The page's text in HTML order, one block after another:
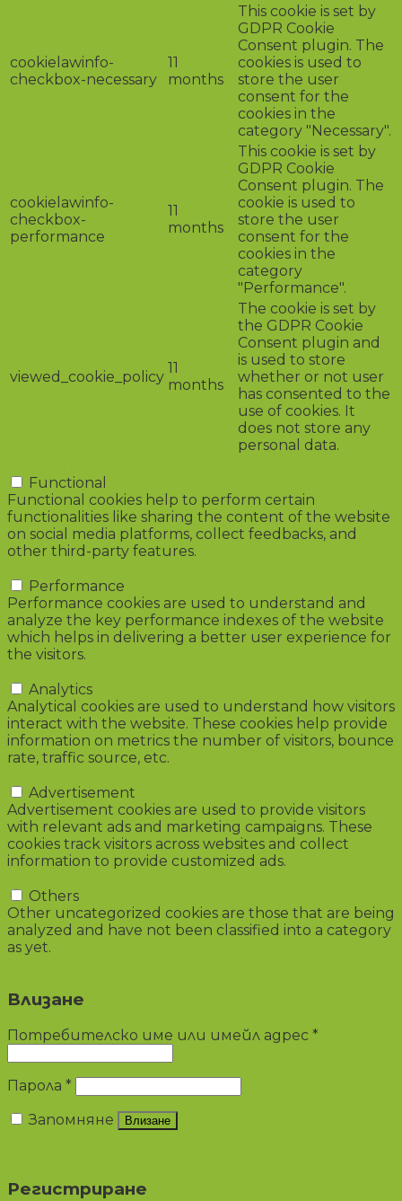
cookielawinfo-
checkbox-necessary
11
months
This cookie is set by
GDPR Cookie
Consent plugin. The
cookies is used to
store the user
consent for the
cookies in the
category "Necessary".
cookielawinfo-
checkbox-
performance
11
months
This cookie is set by
GDPR Cookie
Consent plugin. The
cookie is used to
store the user
consent for the
cookies in the
category
"Performance".
viewed_cookie_policy
11
months
The cookie is set by
the GDPR Cookie
Consent plugin and
is used to store
whether or not user
has consented to the
use of cookies. It
does not store any
personal data.
Functional
Functional cookies help to perform certain
functionalities like sharing the content of the website
on social media platforms, collect feedbacks, and
other third-party features.
Performance
Performance cookies are used to understand and
analyze the key performance indexes of the website
which helps in delivering a better user experience for
the visitors.
Analytics
Analytical cookies are used to understand how visitors
interact with the website. These cookies help provide
information on metrics the number of visitors, bounce
rate, traffic source, etc.
Advertisement
Advertisement cookies are used to provide visitors
with relevant ads and marketing campaigns. These
cookies track visitors across websites and collect
information to provide customized ads.
Others
Other uncategorized cookies are those that are being
analyzed and have not been classified into a category
as yet.
Влизане
Потребителско име или имейл адрес *
Парола *
Запомняне
Влизане
Регистриране